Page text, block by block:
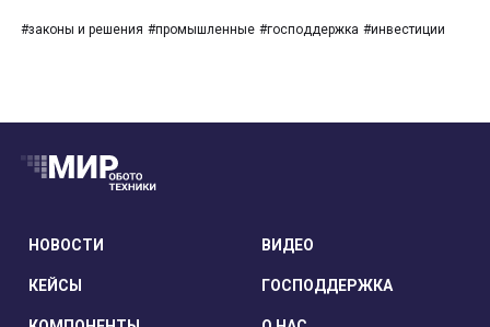
#законы и решения #промышленные #господдержка #инвестиции
НОВОСТИ
КЕЙСЫ
ВИДЕО
ГОСПОДДЕРЖКА